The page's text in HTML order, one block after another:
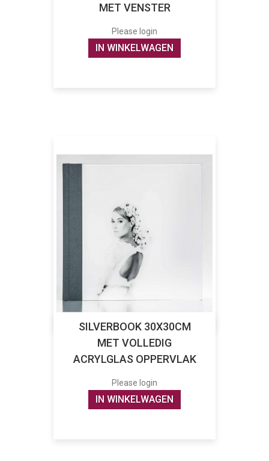
MET VENSTER
Please login
IN WINKELWAGEN
SILVERBOOK 30X30CM
MET VOLLEDIG
ACRYLGLAS OPPERVLAK
Please login
IN WINKELWAGEN